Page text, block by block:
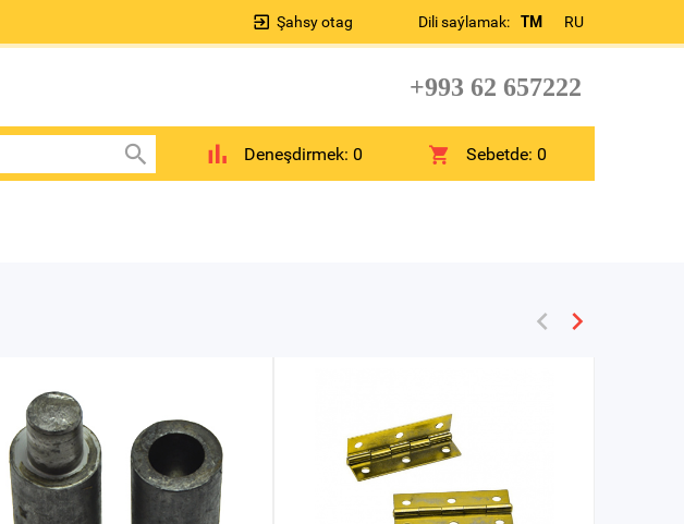
Dili saýlamak: TM RU
Şahsy otag
+993 62 657222
Deneşdirmek: 0 Sebetde:0